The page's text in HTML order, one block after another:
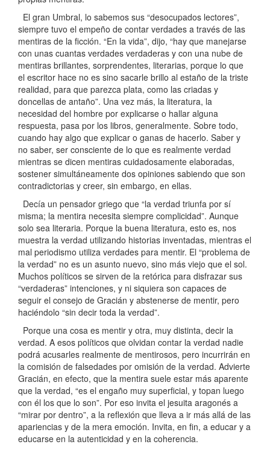
El gran Umbral, lo sabemos sus “desocupados lectores”,
siempre tuvo el empeño de contar verdades a través de las
mentiras de la ficción. “En la vida”, dijo, “hay que manejarse
con unas cuantas verdades verdaderas y con una nube de
mentiras brillantes, sorprendentes, literarias, porque lo que
el escritor hace no es sino sacarle brillo al estaño de la triste
realidad, para que parezca plata, como las criadas y
doncellas de antaño”. Una vez más, la literatura, la
necesidad del hombre por explicarse o hallar alguna
respuesta, pasa por los libros, generalmente. Sobre todo,
cuando hay algo que explicar o ganas de hacerlo. Saber y
no saber, ser consciente de lo que es realmente verdad
mientras se dicen mentiras cuidadosamente elaboradas,
sostener simultáneamente dos opiniones sabiendo que son
contradictorias y creer, sin embargo, en ellas.
Decía un pensador griego que “la verdad triunfa por sí
misma; la mentira necesita siempre complicidad”. Aunque
solo sea literaria. Porque la buena literatura, esto es, nos
muestra la verdad utilizando historias inventadas, mientras el
mal periodismo utiliza verdades para mentir. El “problema de
la verdad” no es un asunto nuevo, sino más viejo que el sol.
Muchos políticos se sirven de la retórica para disfrazar sus
“verdaderas” intenciones, y ni siquiera son capaces de
seguir el consejo de Gracián y abstenerse de mentir, pero
haciéndolo “sin decir toda la verdad”.
Porque una cosa es mentir y otra, muy distinta, decir la
verdad. A esos políticos que olvidan contar la verdad nadie
podrá acusarles realmente de mentirosos, pero incurrirán en
la comisión de falsedades por omisión de la verdad. Advierte
Gracián, en efecto, que la mentira suele estar más aparente
que la verdad, “es el engaño muy superficial, y topan luego
con él los que lo son”. Por eso invita el jesuita aragonés a
“mirar por dentro”, a la reflexión que lleva a ir más allá de las
apariencias y de la mera emoción. Invita, en fin, a educar y a
educarse en la autenticidad y en la coherencia.